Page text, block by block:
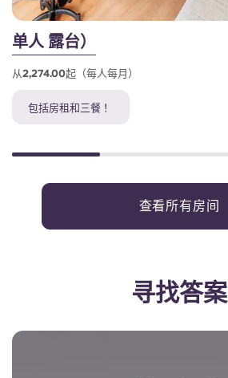
单人 露台）
从2,274.00起（每人每月）
包括房租和三餐 ！
查看所有房间
寻找答案